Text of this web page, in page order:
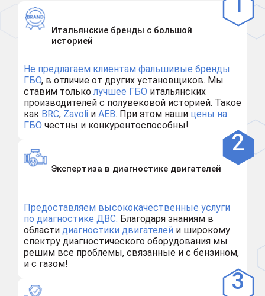
Итальянские бренды с большой
историей
Не предлагаем клиентам фальшивые бренды
ГБО, в отличие от других установщиков. Мы
ставим тольколучшее ГБО итальянских
производителей с полувековой историей. Такое
как BRC, Zavoli и AEB. При этом наши цены на
ГБО честны и конкурентоспособны!
Экспертиза в диагностике двигателей
Предоставляем высококачественные услуги
по диагностике ДВС. Благодаря знаниям в
области диагностики двигателей и широкому
спектру диагностического оборудования мы
решим все проблемы, связанные и с бензином,
и с газом!